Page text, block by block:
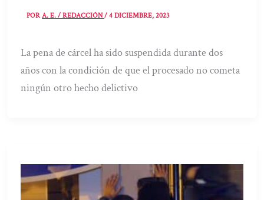
PORA. E. / REDACCIÓN/4 DICIEMBRE, 2023
La pena de cárcel ha sido suspendida durante dos
años con la condición de que el procesado no cometa
ningún otro hecho delictivo